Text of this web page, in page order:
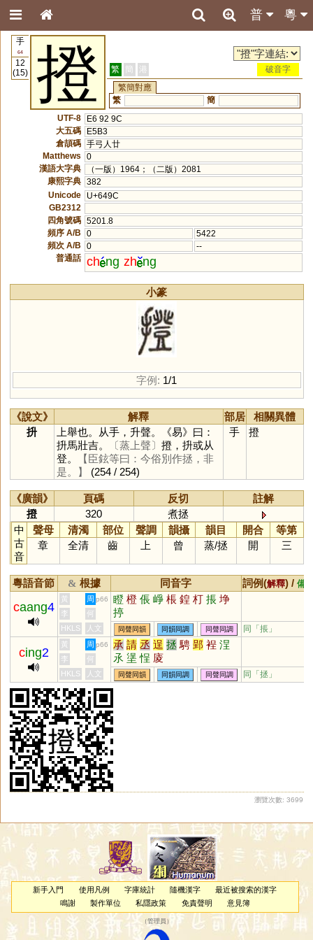
粵
普
手
64
12
(15)
撜 繁 簡 港
破音字
繁簡對應
繁
簡
UTF-8
E6 92 9C
大五碼
E5B3
倉頡碼 手弓人廿
Matthews
0
漢語大字典
（一版）1964；（二版）2081
康熙字典 382
Unicode
U+649C
GB2312
四角號碼 5201.8
頻序 A/B
0
5422
頻次 A/B
0
--
普通話 ch ng zh ng
小篆
字例: 1/1
《說文》 解釋 部居
相關異體
抍
上舉也。从手，升聲。《易》曰：
抍馬壯吉。
〔蒸上聲〕 撜，抍或从
登。
【臣鉉等曰：今俗別作拯，非
是。】
(254 / 254)
手 撜
《廣韻》 頁碼 反切
註解
撜
320
煮拯
中
古
音
聲母 清濁 部位 聲調 韻攝 韻目 開合
等第
章
全清 齒 上 曾 蒸/拯 開 三
粵語音節 & 根據 同音字 詞例(解釋) / 備
caang4
黃 周 p66 瞪 橙 倀 崢 棖 鍠 朾 掁 埩
揨
李
何
HKLS
人文 同聲同韻 同韻同調 同聲同調 同「掁 」
cing2
黃 周 p66 承 請 丞 逞 拯 騁 郢 裎 浧
氶 塣 悜 庱
李
何
HKLS
人文 同聲同韻 同韻同調 同聲同調 同「拯 」
瀏覽次數: 3699
新手入門 使用凡例 字庫統計 隨機漢字
最近被搜索的漢字
鳴謝
製作單位 私隱政策 免責聲明 意見簿
（管理員 ）